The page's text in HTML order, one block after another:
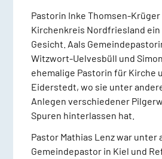
Pastorin Inke Thomsen-Krüger
Kirchenkreis Nordfriesland
Gesicht. Aals
Witzwort-Uelvesbüll und
ehemalige Pastorin für Kirche
Eiderstedt, wo sie unter
Anlegen verschiedener
Spuren hinterlassen hat.
Pastor Mathias Lenz war unter
Gemeindepastor in Kiel und